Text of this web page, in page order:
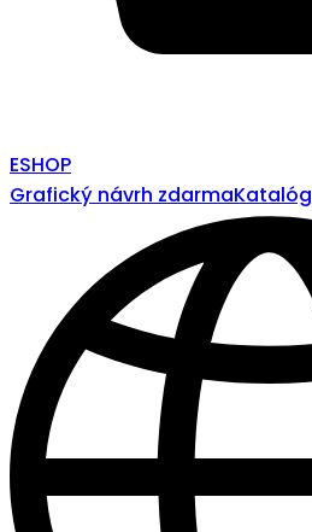
ESHOP
Grafický návrh zdarmaKatalóg